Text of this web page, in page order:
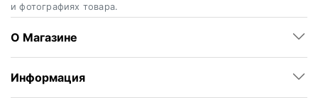
и фотографиях товара.
О Магазине
Информация